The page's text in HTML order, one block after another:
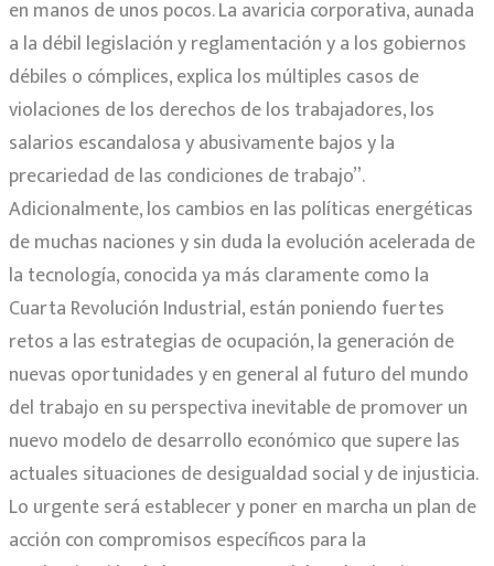
en manos de unos pocos. La avaricia corporativa, aunada
a la débil legislación y reglamentación y a los gobiernos
débiles o cómplices, explica los múltiples casos de
violaciones de los derechos de los trabajadores, los
salarios escandalosa y abusivamente bajos y la
precariedad de las condiciones de trabajo”.
Adicionalmente, los cambios en las políticas energéticas
de muchas naciones y sin duda la evolución acelerada de
la tecnología, conocida ya más claramente como la
Cuarta Revolución Industrial, están poniendo fuertes
retos a las estrategias de ocupación, la generación de
nuevas oportunidades y en general al futuro del mundo
del trabajo en su perspectiva inevitable de promover un
nuevo modelo de desarrollo económico que supere las
actuales situaciones de desigualdad social y de injusticia.
Lo urgente será establecer y poner en marcha un plan de
acción con compromisos específicos para la